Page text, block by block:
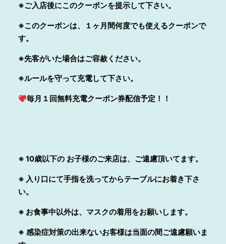
※ご入店後にこのクーポンを提示して下さい。
※このクーポンは、１ヶ月間何度でも使えるクーポンで
す。
※先客がいた場合はご容赦ください。
※ルールを守って充電して下さい。
毎月１回無料充電クーポン券配信予定！！
※ 10歳以下の お子様のご来店は、ご遠慮頂いてます。
※ 入り口にて手指を洗ってからテーブルにお着き下さ
い。
※ お食事中以外は、マスクの着用をお願いします。
※ 感染症対策の出来ないお客様は当面の間ご遠慮願いま